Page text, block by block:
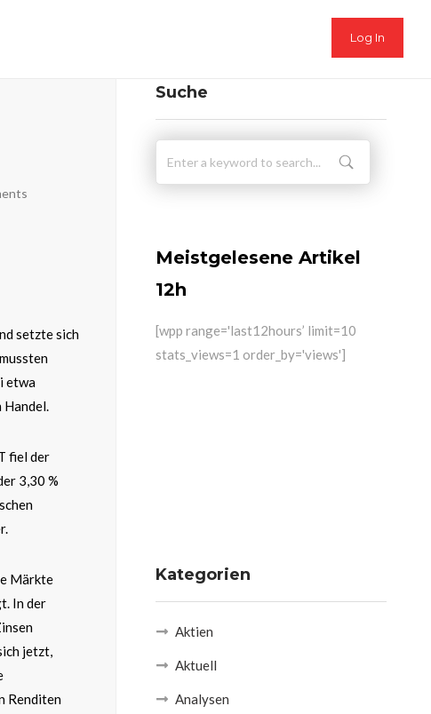
Log In
setzte sich
etwa
Handel.
fiel der
3,30 %
Märkte
In der
jetzt,
Renditen
Suche
Meistgelesene Artikel
12h
[wpp range='last12hours’ limit=10
stats_views=1 order_by='views']
Kategorien
Aktien
Aktuell
Analysen